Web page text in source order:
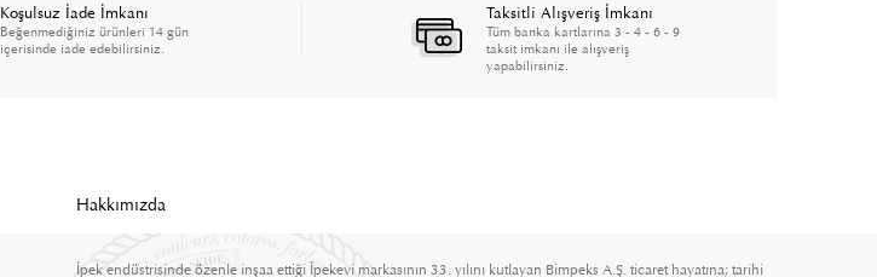
Koşulsuz İade İmkanı
Beğenmediğiniz ürünleri 14 gün
içerisinde iade edebilirsiniz.
Taksitli Alışveriş İmkanı
Tüm banka kartlarına 3 - 4 - 6 - 9
taksit imkanı ile alışveriş
yapabilirsiniz.
Hakkımızda
İpek endüstrisinde özenle inşaa ettiği İpekevi markasının 33. yılını kutlayan Bimpeks A.Ş. ticaret hayatına; tarihi